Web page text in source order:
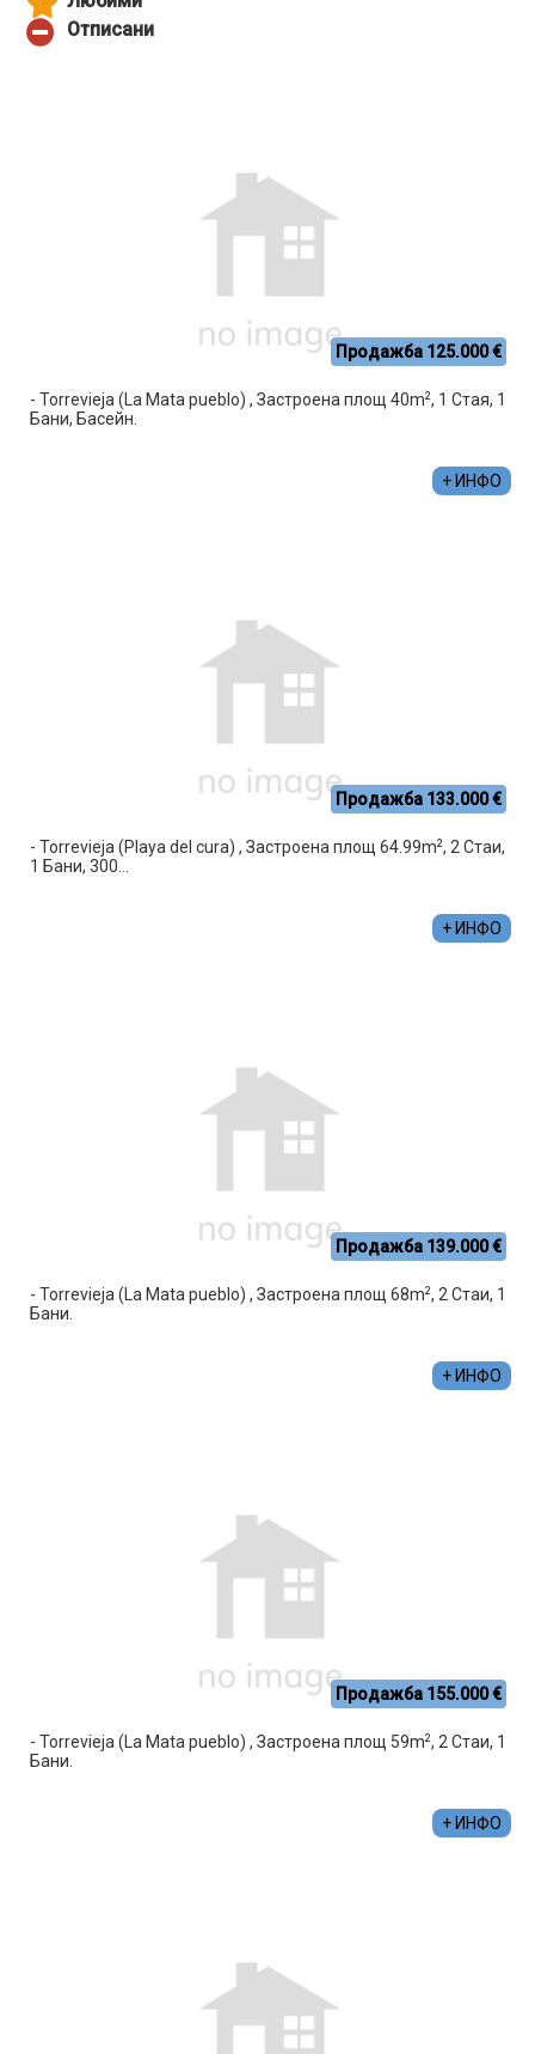
Продажба 125.000 €
- Torrevieja (La Mata pueblo) , Застроена площ 40m2, 1 Стая, 1
Бани, Басейн.
+ ИНФО
Продажба 133.000 €
- Torrevieja (Playa del cura) , Застроена площ 64.99m2, 2 Стаи,
1 Бани, 300...
+ ИНФО
Продажба 139.000 €
- Torrevieja (La Mata pueblo) , Застроена площ 68m2, 2 Стаи, 1
Бани.
+ ИНФО
Продажба 155.000 €
- Torrevieja (La Mata pueblo) , Застроена площ 59m2, 2 Стаи, 1
Бани.
+ ИНФО